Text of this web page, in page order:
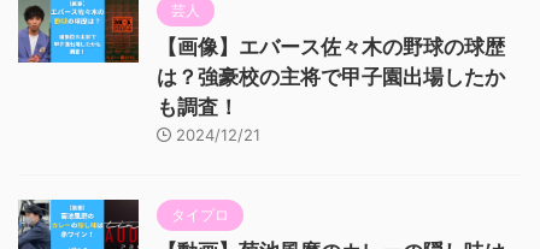
芸人
【画像】エバース佐々木の野球の球歴
は？強豪校の主将で甲子園出場したか
も調査！
2024/12/21
タイプロ